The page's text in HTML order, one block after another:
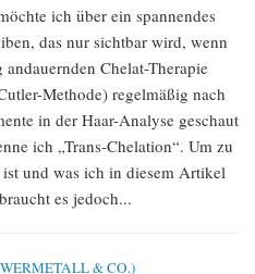
ich über ein spannendes
das nur sichtbar wird, wenn
Chelat-Therapie
Methode) regelmäßig nach
in der Haar-Analyse geschaut
ich „Trans-Chelation“. Um zu
ist und was ich in diesem Artikel
es jedoch...
& CO.)